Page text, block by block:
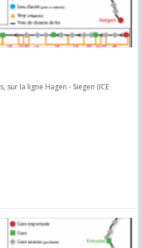
sur la ligne Hagen - Siegen (ICE